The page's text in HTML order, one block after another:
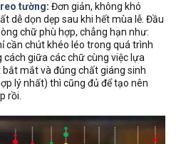
tường:Đơn giản, không khó
dễ dọn dẹp sau khi hết mùa lễ. Đầu
chữ phù hợp, chẳng hạn như:
cần chút khéo léo trong quá trình
giữa các chữ cùng việc lựa
mắt và đúng chất giáng sinh
lý nhất) thì cũng đủ để tạo nên
rồi.